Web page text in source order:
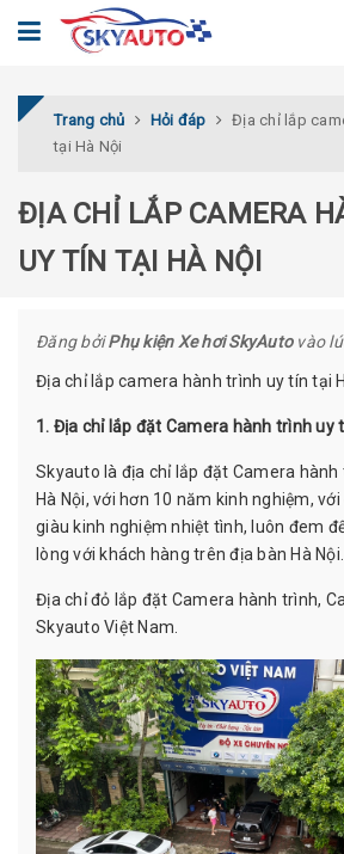
Trang chủ Hỏi đáp
Địa chỉ lắp
tại Hà Nội
ĐỊA CHỈ LẮP CAMERA
UY TÍN TẠI HÀ NỘI
Đăng bởiPhụ kiện Xe hơi SkyAutovào
Địa chỉ lắp camera hành trình uy tín tại
1. Địa chỉ lắp đặt Camera hành trình uy
Skyauto là địa chỉ lắp đặt Camera
Hà Nội, với hơn 10 năm kinh nghiệm,
giàu kinh nghiệm nhiệt tình, luôn đem
lòng với khách hàng trên địa bàn Hà Nội.
Địa chỉ đỏ lắp đặt Camera hành trình,
Skyauto Việt Nam.